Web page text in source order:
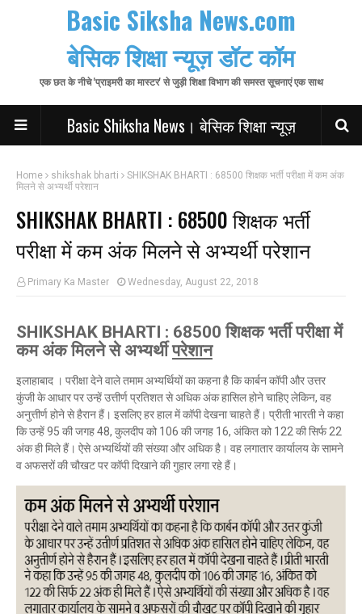
Basic Siksha News.com
बेसिक शिक्षा न्यूज़ डॉट कॉम
एक छत के नीचे 'प्राइमरी का मास्टर' से जुड़ी शिक्षा विभाग की समस्त सूचनाएं एक साथ
Basic Shiksha News। बेसिक शिक्षा न्यूज़
Home shikshak bharti
SHIKSHAK BHARTI : 68500 शिक्षक भर्ती परीक्षा में कम अंक
मिलने से अभ्यर्थी परेशान
SHIKSHAK BHARTI : 68500 शिक्षक भर्ती
परीक्षा में कम अंक मिलने से अभ्यर्थी परेशान
Primary Ka Master Wednesday, August 22, 2018
SHIKSHAK BHARTI : 68500 शिक्षक भर्ती परीक्षा में
कम अंक मिलने से अभ्यर्थीपरेशान
इलाहाबाद । परीक्षा देने वाले तमाम अभ्यर्थियों का कहना है कि कार्बन कॉपी और उत्तर
कुंजी के आधार पर उन्हें उत्तीर्ण प्रतिशत से अधिक अंक हासिल होने चाहिए लेकिन, वह
अनुत्तीर्ण होने से हैरान हैं। इसलिए हर हाल में कॉपी देखना चाहते हैं। प्रीती भारती ने कहा
कि उन्हें 95 की जगह 48, कुलदीप को 106 की जगह 16, अंकित को 122 की सिर्फ 22
अंक ही मिले हैं। ऐसे अभ्यर्थियों की संख्या और अधिक है। वह लगातार कार्यालय के सामने
व अफसरों की चौखट पर कॉपी दिखाने की गुहार लगा रहे हैं।